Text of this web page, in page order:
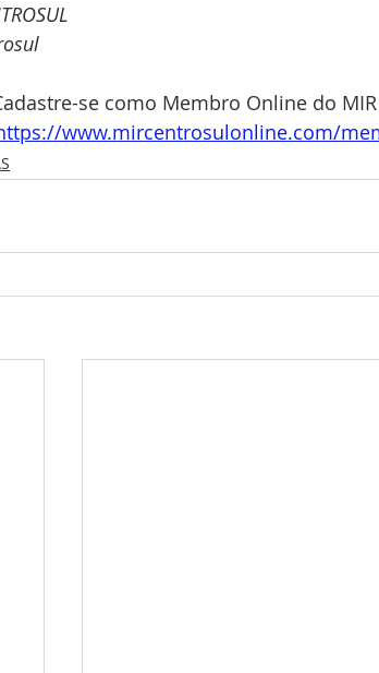
se como Membro Online do
www.mircentrosulonline.com/